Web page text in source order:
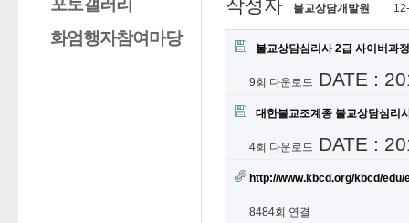
포토갤러리
화엄행자참여마당
작성자 불교상담개발원
불교상담심리사 2급 사이버과
9회 다운로드 DATE :
대한불교조계종 불교상담심리
4회 다운로드 DATE :
http://www.kbcd.org/kbcd/edu/
8484회 연결